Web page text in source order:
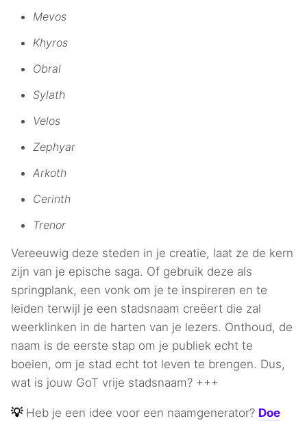
Mevos
Khyros
Obral
Sylath
Velos
Zephyar
Arkoth
Cerinth
Trenor
Vereeuwig deze steden in je creatie, laat ze de kern
zijn van je epische saga. Of gebruik deze als
springplank, een vonk om je te inspireren en te
leiden terwijl je een stadsnaam creëert die zal
weerklinken in de harten van je lezers. Onthoud, de
naam is de eerste stap om je publiek echt te
boeien, om je stad echt tot leven te brengen. Dus,
wat is jouw GoT vrije stadsnaam? +++
💡 Heb je een idee voor een naamgenerator? Doe